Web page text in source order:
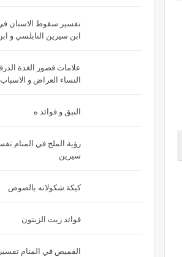
تفسير سقوط الاسنان في
ابن سيرين النابلسي و
علامات قصور الغدة
النساء العراض و الاسباب
النبق و فوائد ه
رؤية الملح في المنام
سيرين
كيكة شكولاته بالصوص
فوائد زيت الزيتون
القميص في المنام